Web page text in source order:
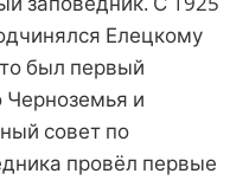
Елецкому
был первый
Черноземья и
совет по
провёл первые